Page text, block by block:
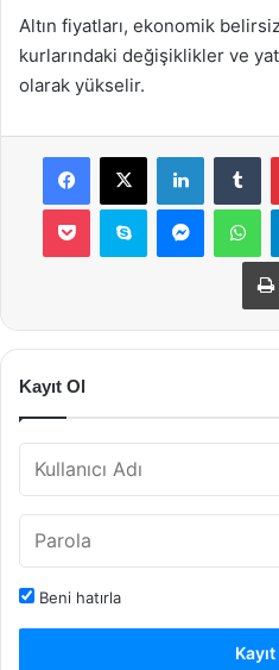
Altın fiyatları, ekonomik
kurlarındaki değişiklikler ve
olarak yükselir.
Facebook
X LinkedIn
Pocket Skype
Kayıt Ol
Beni hatırla